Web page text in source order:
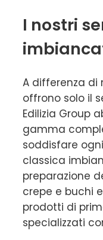
I nostri
A differenza di
offrono solo il
Edilizia Group
gamma
soddisfare
classica
preparazione
crepe e buchi
prodotti di
specializzati